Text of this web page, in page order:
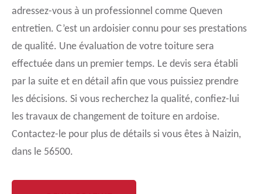
adressez-vous à un professionnel comme Queven
entretien. C’est un ardoisier connu pour ses prestations
de qualité. Une évaluation de votre toiture sera
effectuée dans un premier temps. Le devis sera établi
par la suite et en détail afin que vous puissiez prendre
les décisions. Si vous recherchez la qualité, confiez-lui
les travaux de changement de toiture en ardoise.
Contactez-le pour plus de détails si vous êtes à Naizin,
dans le 56500.